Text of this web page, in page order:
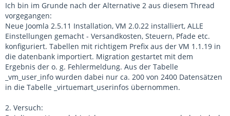
Ich bin im Grunde nach der Alternative 2 aus diesem Thread
vorgegangen:
Neue Joomla 2.5.11 Installation, VM 2.0.22 installiert, ALLE
Einstellungen gemacht - Versandkosten, Steuern, Pfade etc.
konfiguriert. Tabellen mit richtigem Prefix aus der VM 1.1.19 in
die datenbank importiert. Migration gestartet mit dem
Ergebnis der o. g. Fehlermeldung. Aus der Tabelle
_vm_user_info wurden dabei nur ca. 200 von 2400 Datensätzen
in die Tabelle _virtuemart_userinfos übernommen.
2. Versuch: